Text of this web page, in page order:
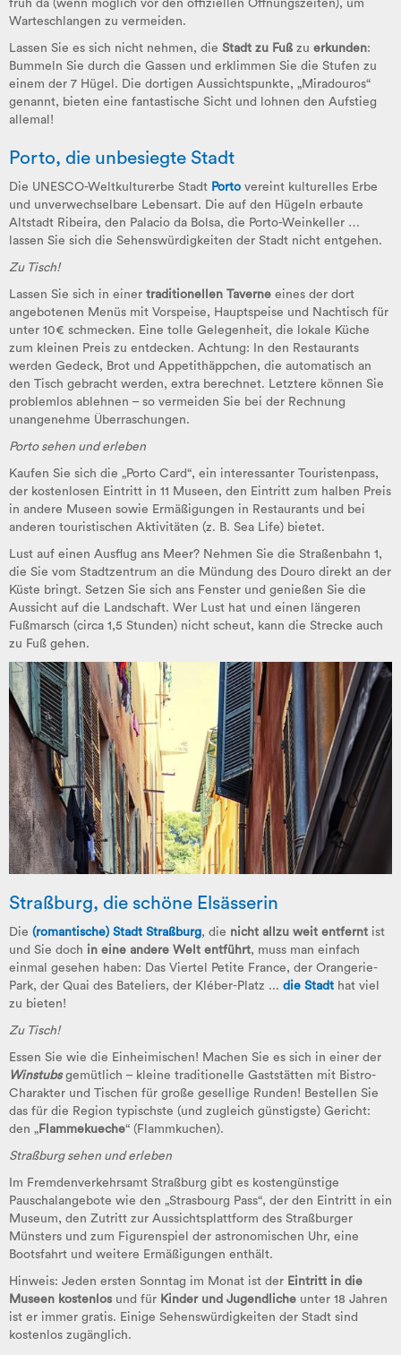
früh da (wenn möglich vor den offiziellen Öffnungszeiten), um
Warteschlangen zu vermeiden.
Lassen Sie es sich nicht nehmen, die Stadt zu Fuß zu erkunden:
Bummeln Sie durch die Gassen und erklimmen Sie die Stufen zu
einem der 7 Hügel. Die dortigen Aussichtspunkte, „Miradouros“
genannt, bieten eine fantastische Sicht und lohnen den Aufstieg
allemal!
Porto, die unbesiegte Stadt
Die UNESCO-Weltkulturerbe Stadt Porto vereint kulturelles Erbe
und unverwechselbare Lebensart. Die auf den Hügeln erbaute
Altstadt Ribeira, den Palacio da Bolsa, die Porto-Weinkeller …
lassen Sie sich die Sehenswürdigkeiten der Stadt nicht entgehen.
Zu Tisch!
Lassen Sie sich in einer traditionellen Taverne eines der dort
angebotenen Menüs mit Vorspeise, Hauptspeise und Nachtisch für
unter 10€ schmecken. Eine tolle Gelegenheit, die lokale Küche
zum kleinen Preis zu entdecken. Achtung: In den Restaurants
werden Gedeck, Brot und Appetithäppchen, die automatisch an
den Tisch gebracht werden, extra berechnet. Letztere können Sie
problemlos ablehnen – so vermeiden Sie bei der Rechnung
unangenehme Überraschungen.
Porto sehen und erleben
Kaufen Sie sich die „Porto Card“, ein interessanter Touristenpass,
der kostenlosen Eintritt in 11 Museen, den Eintritt zum halben Preis
in andere Museen sowie Ermäßigungen in Restaurants und bei
anderen touristischen Aktivitäten (z. B. Sea Life) bietet.
Lust auf einen Ausflug ans Meer? Nehmen Sie die Straßenbahn 1,
die Sie vom Stadtzentrum an die Mündung des Douro direkt an der
Küste bringt. Setzen Sie sich ans Fenster und genießen Sie die
Aussicht auf die Landschaft. Wer Lust hat und einen längeren
Fußmarsch (circa 1,5 Stunden) nicht scheut, kann die Strecke auch
zu Fuß gehen.
Straßburg, die schöne Elsässerin
Die (romantische) Stadt Straßburg, die nicht allzu weit entfernt ist
und Sie doch in eine andere Welt entführt, muss man einfach
einmal gesehen haben: Das Viertel Petite France, der Orangerie-
Park, der Quai des Bateliers, der Kléber-Platz ... die Stadt hat viel
zu bieten!
Zu Tisch!
Essen Sie wie die Einheimischen! Machen Sie es sich in einer der
Winstubsgemütlich – kleine traditionelle Gaststätten mit Bistro-
Charakter und Tischen für große gesellige Runden! Bestellen Sie
das für die Region typischste (und zugleich günstigste) Gericht:
den „ Flammekueche“ (Flammkuchen).
Straßburg sehen und erleben
Im Fremdenverkehrsamt Straßburg gibt es kostengünstige
Pauschalangebote wie den „Strasbourg Pass“, der den Eintritt in ein
Museum, den Zutritt zur Aussichtsplattform des Straßburger
Münsters und zum Figurenspiel der astronomischen Uhr, eine
Bootsfahrt und weitere Ermäßigungen enthält.
Hinweis: Jeden ersten Sonntag im Monat ist der Eintritt in die
Museen kostenlosund für Kinder und Jugendliche unter 18 Jahren
ist er immer gratis. Einige Sehenswürdigkeiten der Stadt sind
kostenlos zugänglich.